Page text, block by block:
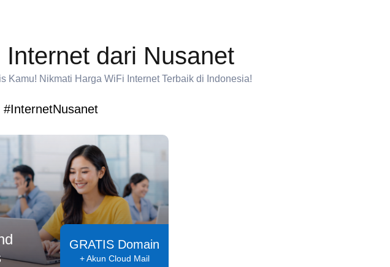
dari Nusanet
Kamu! Nikmati Harga WiFi Internet Terbaik di Indonesia!
GRATIS Domain
+ Akun Cloud Mail